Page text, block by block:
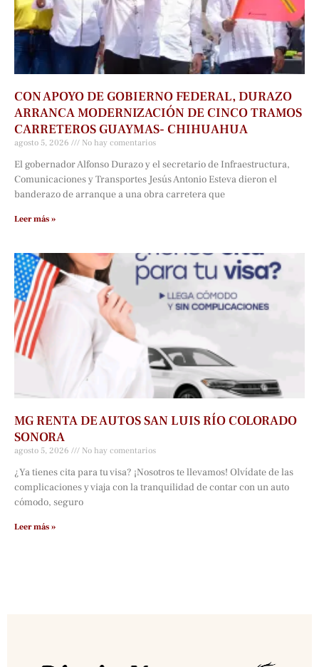
CON APOYO DE GOBIERNO FEDERAL, DURAZO
ARRANCA MODERNIZACIÓN DE CINCO TRAMOS
CARRETEROS GUAYMAS- CHIHUAHUA
agosto 5, 2026 No hay comentarios
El gobernador Alfonso Durazo y el secretario de Infraestructura,
Comunicaciones y Transportes Jesús Antonio Esteva dieron el
banderazo de arranque a una obra carretera que
Leer más »
MG RENTA DE AUTOS SAN LUIS RÍO COLORADO
SONORA
agosto 5, 2026 No hay comentarios
¿Ya tienes cita para tu visa? ¡Nosotros te llevamos! Olvídate de las
complicaciones y viaja con la tranquilidad de contar con un auto
cómodo, seguro
Leer más »